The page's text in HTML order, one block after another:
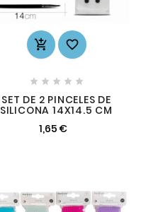
 
    
SET DE 2 PINCELES DE
SILICONA 14X14.5 CM
1,65 €